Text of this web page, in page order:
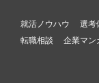
就活ノウハウ 選考
転職相談
企業マン